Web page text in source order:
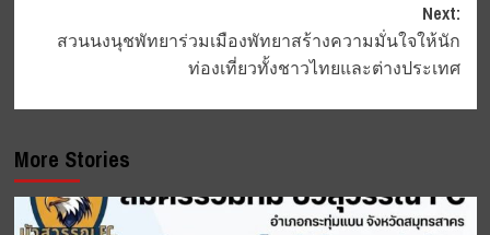
Next:
สวนนงนุชพัทยาร่วมเมืองพัทยาสร้างความมั่นใจให้นัก
ท่องเที่ยวทั้งชาวไทยและต่างประเทศ
More Stories